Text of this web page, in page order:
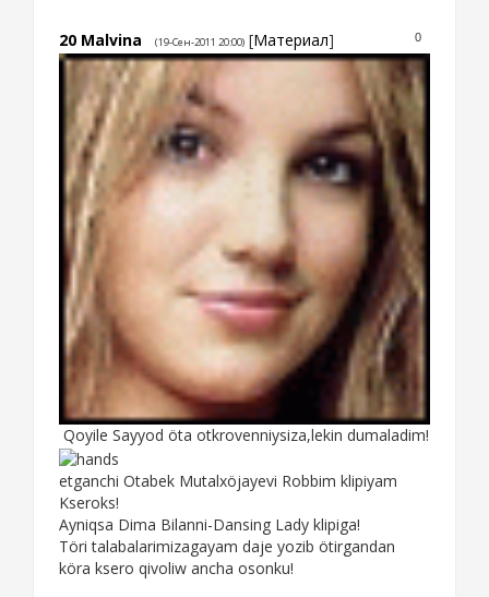
0
20 Malvina (19-Сен-2011 20:00) [Материал]
Qoyile Sayyod öta otkrovenniysiza,lekin dumaladim!
etganchi Otabek Mutalxöjayevi Robbim klipiyam
Kseroks!
Ayniqsa Dima Bilanni-Dansing Lady klipiga!
Töri talabalarimizagayam daje yozib ötirgandan
köra ksero qivoliw ancha osonku!